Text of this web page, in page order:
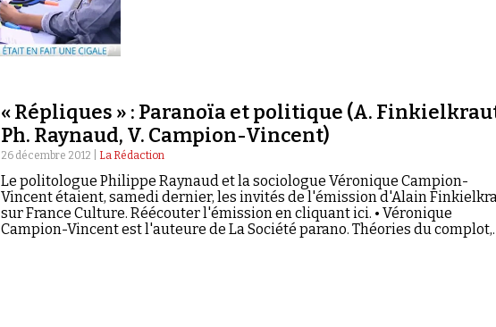
« Répliques » : Paranoïa et politique (A.
Ph. Raynaud, V. Campion-Vincent)
26 décembre 2012 | La Rédaction
Le politologue Philippe Raynaud et la sociologue Véronique Campion-
Vincent étaient, samedi dernier, les invités de l'émission d'Alain
sur France Culture. Réécouter l'émission en cliquant ici. • Véronique
Campion-Vincent est l'auteure de La Société parano. Théories du complot,